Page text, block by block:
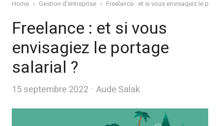
Home Gestion d'entreprise Freelance : et si vous envisagiez le
Freelance : et si vous
envisagiez le portage
salarial ?
15 septembre 2022 Author
Aude Salak